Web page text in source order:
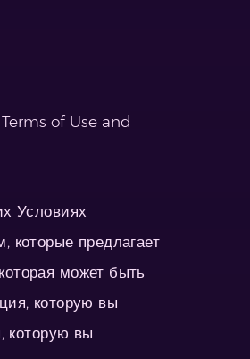
of Use and
Условиях
которые предлагает
может быть
которую вы
которую вы